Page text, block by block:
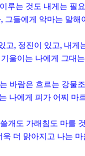
루는 것도 내게는 필
, 그들에게 악마는 말해
고, 정진이 있고, 내게
울이는 나에게 그대
바람은 흐르는 강물
나에게 피가 어찌 마
쓸개도 가래침도 마를
욱 더 맑아지고 나는